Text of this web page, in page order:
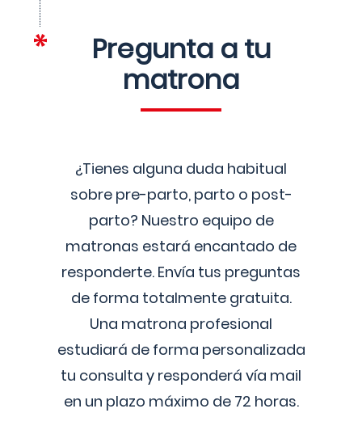
Pregunta a tu
matrona
¿Tienes alguna duda habitual
sobre pre-parto, parto o post-
parto? Nuestro equipo de
matronas estará encantado de
responderte. Envía tus preguntas
de forma totalmente gratuita.
Una matrona profesional
estudiará de forma personalizada
tu consulta y responderá vía mail
en un plazo máximo de 72 horas.